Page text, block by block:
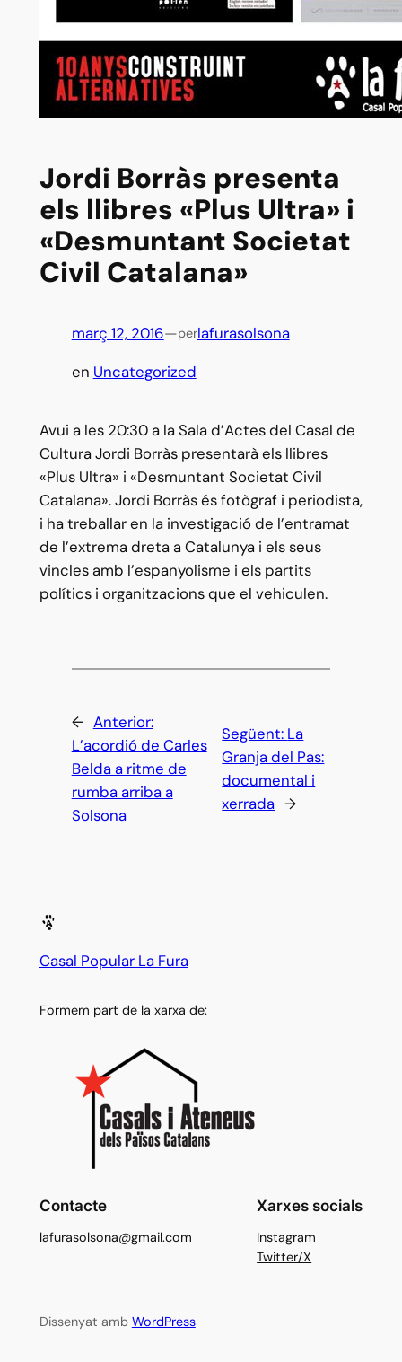
Jordi Borràs presenta
els llibres «Plus Ultra» i
«Desmuntant Societat
Civil Catalana»
març 12, 2016—perlafurasolsona
en Uncategorized
Avui a les 20:30 a la Sala d’Actes del Casal de
Cultura Jordi Borràs presentarà els llibres
«Plus Ultra» i «Desmuntant Societat Civil
Catalana». Jordi Borràs és fotògraf i periodista,
i ha treballar en la investigació de l’entramat
de l’extrema dreta a Catalunya i els seus
vincles amb l’espanyolisme i els partits
polítics i organitzacions que el vehiculen.
← Anterior:
L’acordió de Carles
Belda a ritme de
rumba arriba a
Solsona
Següent: La
Granja del Pas:
documental i
xerrada →
Casal Popular La Fura
Formem part de la xarxa de:
Contacte
lafurasolsona@gmail.com
Xarxes socials
Instagram
Twitter/X
Dissenyat amb WordPress